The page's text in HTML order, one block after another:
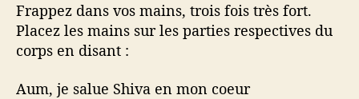
Frappez dans vos mains, trois fois très fort.
Placez les mains sur les parties respectives du
corps en disant :
Aum, je salue Shiva en mon coeur